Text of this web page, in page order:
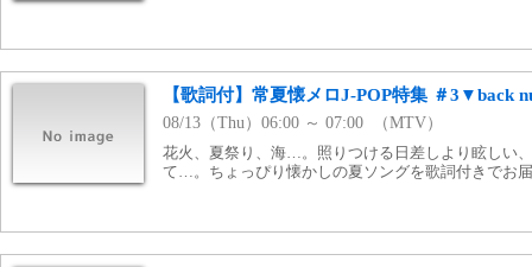
【歌詞付】常夏懐メロJ-POP特集 ＃3▼back
08/13（Thu）06:00 ～ 07:00 （MTV）
花火、夏祭り、海…。照りつける日差しより眩しい
て…。ちょっぴり懐かしの夏ソングを歌詞付きでお